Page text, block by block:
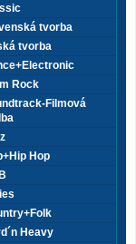
tvorba
tvorba
Rock
Filmová
Hop
Heavy